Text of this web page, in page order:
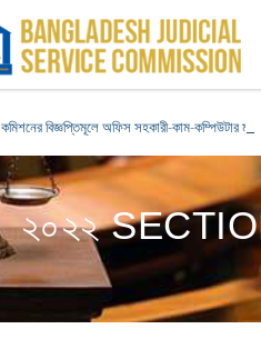
কমিশনের বিজ্ঞপ্তিমূলে অফিস সহকারী-কাম-কম্পিউটার
২০২২